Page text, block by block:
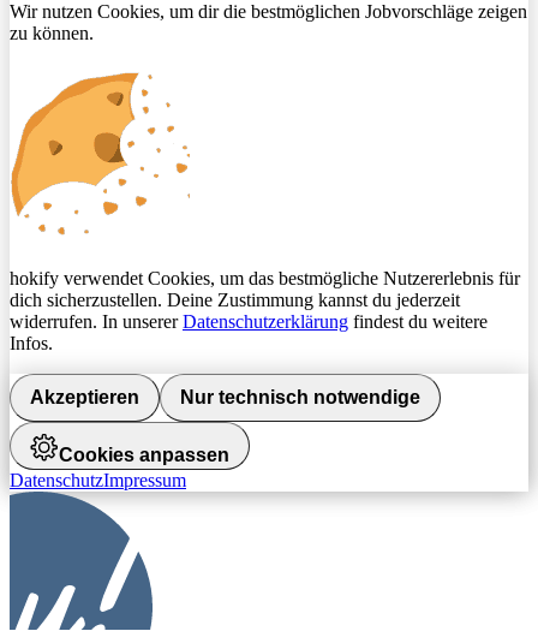
Wir nutzen Cookies, um dir die bestmöglichen Jobvorschläge zeigen
zu können.
hokify verwendet Cookies, um das bestmögliche Nutzererlebnis für
dich sicherzustellen. Deine Zustimmung kannst du jederzeit
widerrufen. In unsererDatenschutzerklärung findest du weitere
Infos.
Akzeptieren Nur technisch notwendige
Cookies anpassen
DatenschutzImpressum